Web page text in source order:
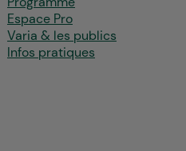
Espace Pro
Varia & les publics
Infos pratiques